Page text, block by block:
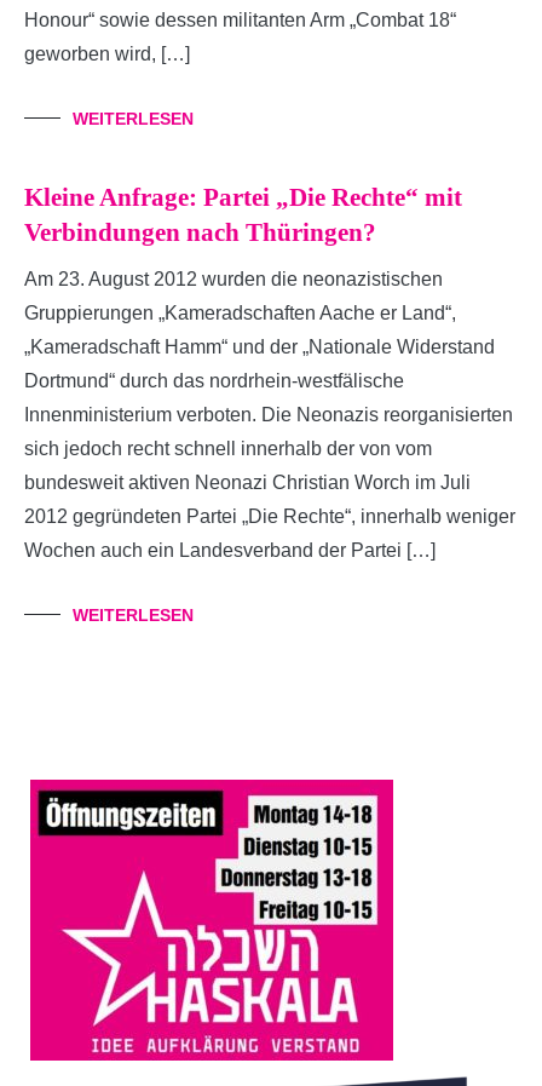
Honour“ sowie dessen militanten Arm „Combat 18“
geworben wird, […]
WEITERLESEN
Kleine Anfrage: Partei „Die Rechte“ mit
Verbindungen nach Thüringen?
Am 23. August 2012 wurden die neonazistischen
Gruppierungen „Kameradschaften Aache­ er Land“,
„Kameradschaft Hamm“ und der „Nationale Widerstand
Dortmund“ durch das nordrhein-westfälische
Innenministerium verboten. Die Neonazis reorganisierten
sich jedoch recht schnell innerhalb der von vom
bundesweit aktiven Neonazi Christian Worch im Juli
2012 gegründeten Partei „Die Rechte“, innerhalb weniger
Wochen auch ein Landesverband der Partei […]
WEITERLESEN